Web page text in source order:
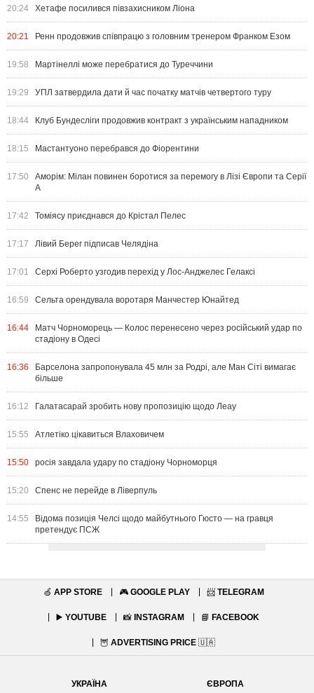
20:24 Хетафе посилився півзахисником Ліона
20:21 Ренн продовжив співпрацю з головним тренером Франком Езом
19:58 Мартінеллі може перебратися до Туреччини
19:29 УПЛ затвердила дати й час початку матчів четвертого туру
18:44 Клуб Бундесліги продовжив контракт з українським нападником
18:15 Мастантуоно перебрався до Фіорентини
17:50
Аморім: Мілан повинен боротися за перемогу в Лізі Європи та Серії
А
17:42 Томіясу приєднався до Крістал Пелес
17:17 Лівий Берег підписав Челядіна
17:01 Серхі Роберто узгодив перехід у Лос-Анджелес Гелаксі
16:59 Сельта орендувала воротаря Манчестер Юнайтед
16:44
Матч Чорноморець — Колос перенесено через російський удар по
стадіону в Одесі
16:36
Барселона запропонувала 45 млн за Родрі, але Ман Сіті вимагає
більше
16:12 Галатасарай зробить нову пропозицію щодо Леау
15:55 Атлетіко цікавиться Влаховичем
15:50 росія завдала удару по стадіону Чорноморця
15:20 Спенс не перейде в Ліверпуль
14:55
Відома позиція Челсі щодо майбутнього Гюсто — на гравця
претендує ПСЖ
🍏 APP STORE 🎮 GOOGLE PLAY 📨 TELEGRAM
▶️ YOUTUBE 📸 INSTAGRAM 📘 FACEBOOK
🦉 ADVERTISING PRICE 🇺🇦
УКРАЇНА
ЄВРОПА